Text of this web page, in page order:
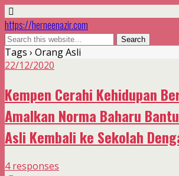
https://herneenazir.com
Tags › Orang Asli
22/12/2020
Kempen Cerahi Kehidupan
Amalkan Norma Baharu
Asli Kembali ke Sekolah
4 responses